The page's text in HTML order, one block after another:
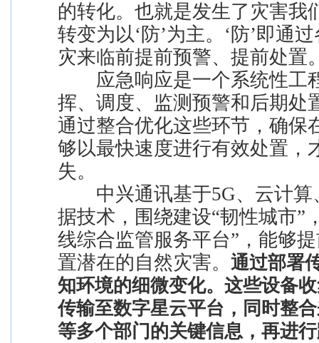
的转化。也就是发生了灾害我
转变为以‘防’为主。‘防’即通
灾来临前提前预警、提前处置
应急响应是一个系统性工
挥、调度、监测预警和后期处
通过整合优化这些环节，确保
够以最快速度进行有效处置，
失。
中兴通讯基于5G、云计算
据技术，围绕建设“韧性城市”
线综合监管服务平台”，能够
置潜在的自然灾害。 通过部署
知环境的细微变化。这些设备
传输至数字星云平台，同时整
等多个部门的关键信息，再进